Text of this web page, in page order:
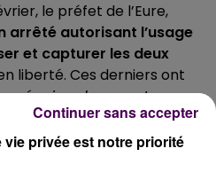
le préfet de l’Eure,
arrêté autorisant l’usage
et capturer les deux
liberté. Ces derniers ont
équipe de sauvetage
, appuyée par"un
la Direction
des populations"
vie privée est notre priorité
Continuer sans accepter